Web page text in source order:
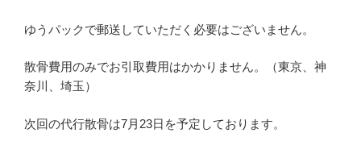
ゆうパックで郵送していただく必要はございません。
散骨費用のみでお引取費用はかかりません。（東京、神
奈川、埼玉）
次回の代行散骨は7月23日を予定しております。